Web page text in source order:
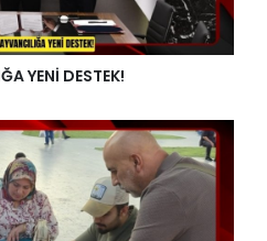
YENİ DESTEK!